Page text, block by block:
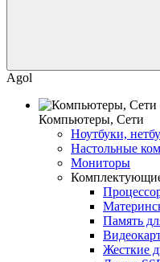
Agol
Компьютеры, Сети
Ноутбуки,
Настольные
Мониторы
Память
Жесткие